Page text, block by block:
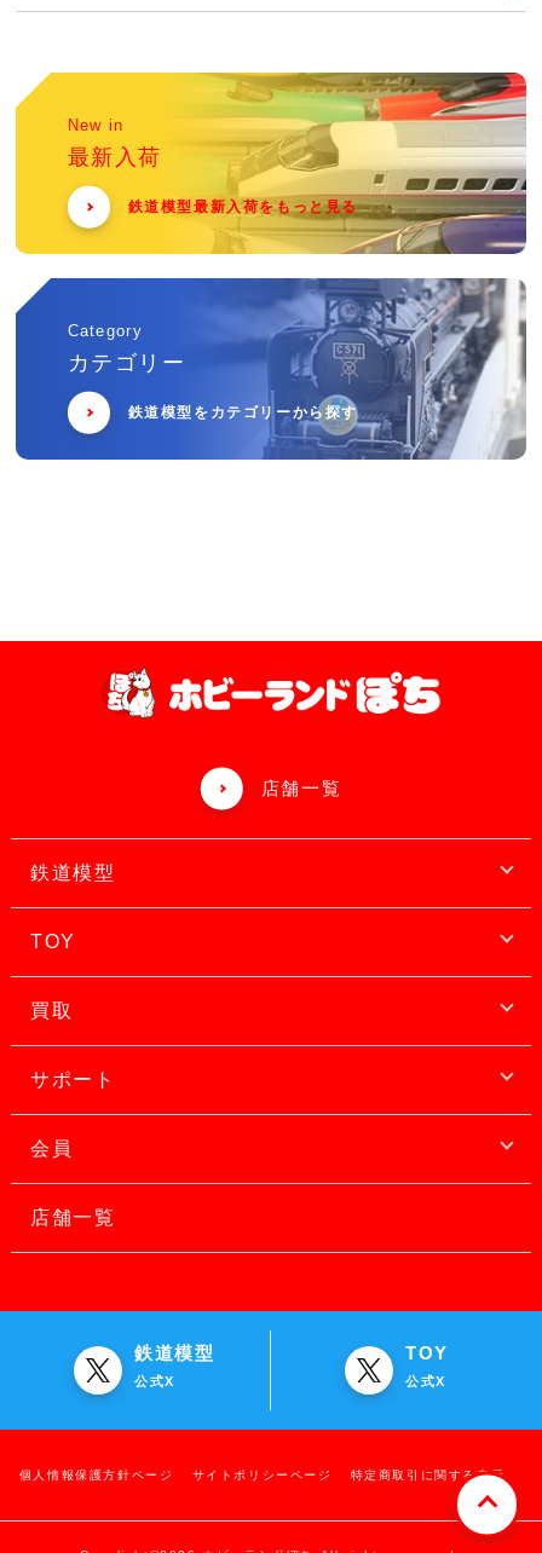
New in
最新入荷
鉄道模型最新入荷をもっと見る
Category
カテゴリー
鉄道模型をカテゴリーから探す
店舗一覧
鉄道模型
TOY
買取
サポート
会員
店舗一覧
鉄道模型
公式X
TOY
公式X
個人情報保護方針ページ サイトポリシーページ 特定商取引に関する表示